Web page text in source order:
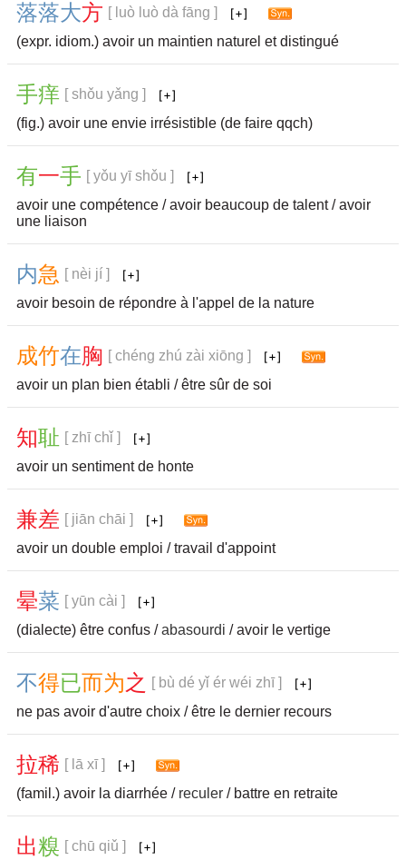
落落大方 [ luò luò dà fāng ]
(expr. idiom.) avoir un maintien naturel et distingué
手痒 [ shǒu yǎng ]
(fig.) avoir une envie irrésistible (de faire qqch)
有一手 [ yǒu yī shǒu ]
avoir une compétence / avoir beaucoup de talent / avoir
une liaison
内急 [ nèi jí ]
avoir besoin de répondre à l'appel de la nature
成竹在胸 [ chéng zhú zài xiōng ]
avoir un plan bien établi / être sûr de soi
知耻 [ zhī chǐ ]
avoir un sentiment de honte
兼差 [ jiān chāi ]
avoir un double emploi / travail d'appoint
晕菜 [ yūn cài ]
(dialecte) être confus /abasourdi / avoir le vertige
不得已而为之 [ bù dé yǐ ér wéi zhī ]
ne pas avoir d'autre choix / être le dernier recours
拉稀 [ lā xī ]
(famil.) avoir la diarrhée / reculer / battre en retraite
出糗 [ chū qiǔ ]